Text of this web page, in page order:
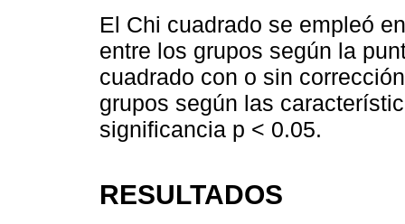
El Chi cuadrado se empleó
entre los grupos según la
cuadrado con o sin
grupos según las
significancia p < 0.05.
RESULTADOS